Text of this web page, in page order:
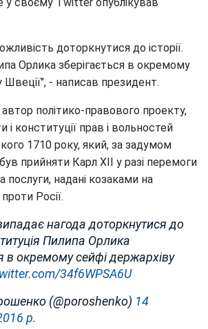
доторкнутися до історії.
Орлика зберігається в окремому
Швеції", - написав президент.
політико-правового проекту,
і конституції прав і вольностей
1710 року, який, за задумом
прийняти Карл XII у разі перемоги
послуги, надані козаками на
Росії.
нагода доторкнутися до
Пилипа Орлика
в окремому сейфі держархіву
34f6WPSA6U
(@poroshenko) 14
р.